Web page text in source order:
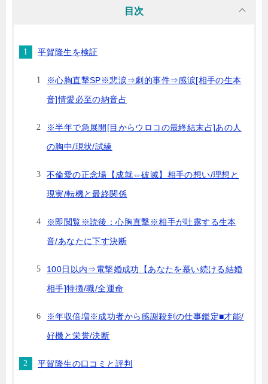
目次
平賀隆生を検証
※心胸直撃SP※悲涙⇒劇的事件⇒感涙[相手の生本
音]情愛必至の納音占
※半年で急展開[目からウロコの最終結末占]あの人
の胸中/現状/試練
不倫愛の正念場【成就⇔破滅】相手の想い/理想と
現実/転機と最終関係
※即閲覧※読後：心胸直撃※相手が吐露する生本
音/あなたに下す決断
100日以内⇒電撃婚成功【あなたを慕い続ける結婚
相手]特徴/職/全運命
※年収倍増※成功者から感謝殺到の仕事鑑定■才能/
好機と栄誉/決断
平賀隆生の口コミと評判